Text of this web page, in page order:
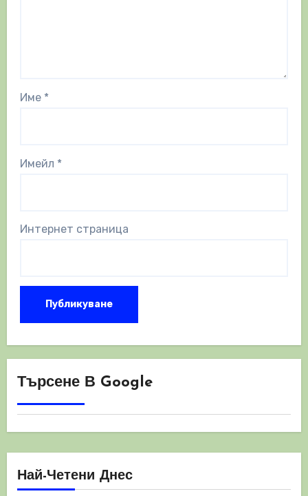
Име *
Имейл *
Интернет страница
Търсене В Google
Най-Четени Днес